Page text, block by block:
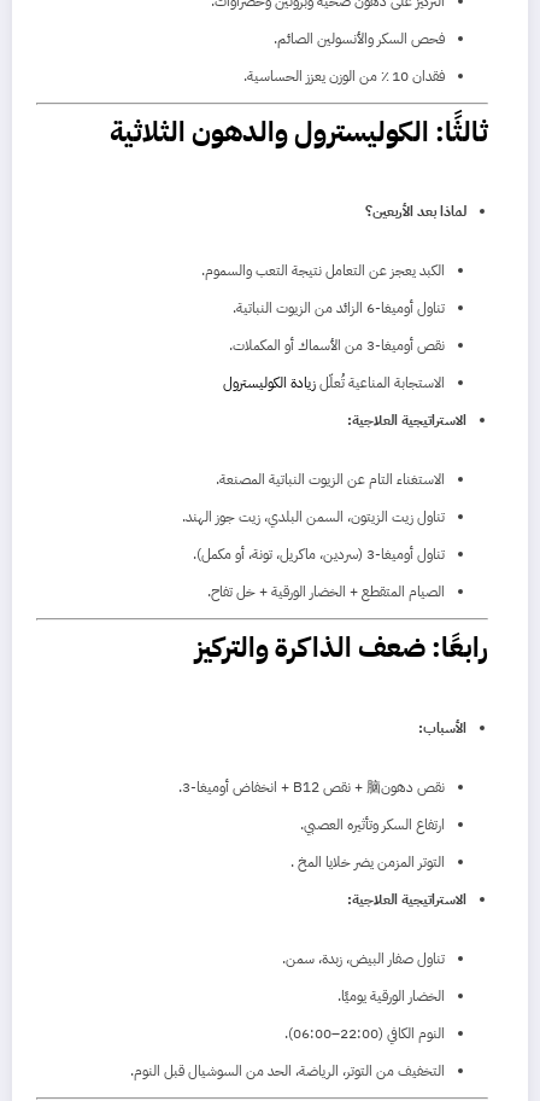
فحص السكر والأنسولين الصائم.
فقدان 10 ٪ من الوزن يعزز الحساسية.
ثالثًا: الكوليسترول والدهون الثلاثية
لماذا بعد الأربعين؟
الكبد يعجز عن التعامل نتيجة التعب والسموم.
تناول أوميغا‑6 الزائد من الزيوت النباتية.
نقص أوميغا‑3 من الأسماك أو المكملات.
الاستجابة المناعية تُعلّلزيادة الكوليسترول
الاستراتيجية العلاجية:
الاستغناء التام عن الزيوت النباتية المصنعة.
تناول زيت الزيتون، السمن البلدي، زيت جوز الهند.
تناول أوميغا‑3 (سردين، ماكريل، تونة، أو مكمل).
الصيام المتقطع + الخضار الورقية + خل تفاح.
رابعًا: ضعف الذاكرة والتركيز
الأسباب:
نقص دهون脑 + نقص B12 + انخفاض أوميغا‑3.
ارتفاع السكر وتأثيره العصبي.
التوتر المزمن يضر خلايا المخ.
الاستراتيجية العلاجية:
تناول صفار البيض، زبدة، سمن.
الخضار الورقية يوميًا.
النوم الكافي (22:00–06:00).
التخفيف من التوتر، الرياضة، الحد من السوشيال قبل النوم.